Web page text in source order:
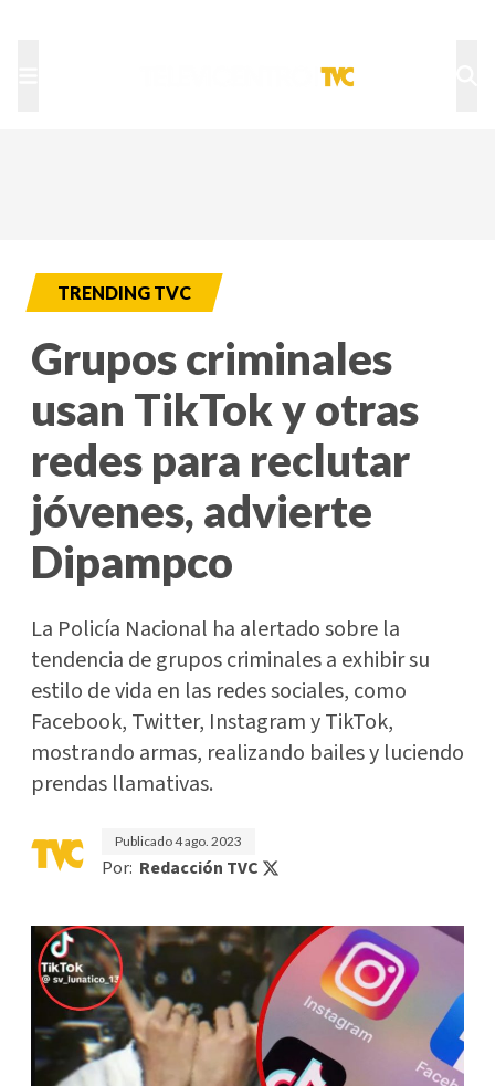
TRENDING TVC
Grupos criminales
usan TikTok y otras
redes para reclutar
jóvenes, advierte
Dipampco
La Policía Nacional ha alertado sobre la
tendencia de grupos criminales a exhibir su
estilo de vida en las redes sociales, como
Facebook, Twitter, Instagram y TikTok,
mostrando armas, realizando bailes y luciendo
prendas llamativas.
Publicado4 ago. 2023
Por: Redacción TVC